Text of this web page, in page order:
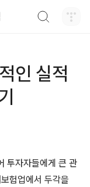
인 실적
투자자들에게 큰 관
험업에서 두각을